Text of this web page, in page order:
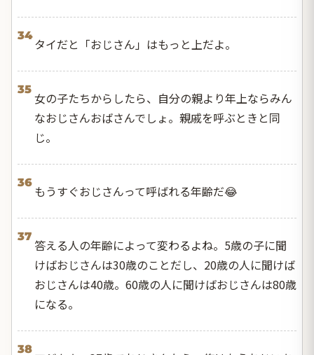
34
タイだと「おじさん」はもっと上だよ。
35
女の子たちからしたら、自分の親より年上ならみん
なおじさんおばさんでしょ。親戚を呼ぶときと同
じ。
36
もうすぐおじさんって呼ばれる年齢だ😂
37
答える人の年齢によって変わるよね。5歳の子に聞
けばおじさんは30歳のことだし、20歳の人に聞けば
おじさんは40歳。60歳の人に聞けばおじさんは80歳
になる。
38